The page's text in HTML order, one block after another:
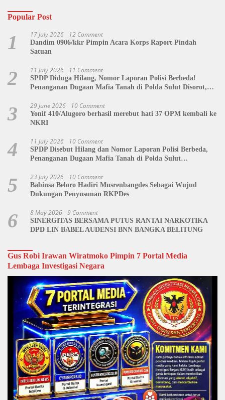
Popular Post
1 17 July 2026 12 Comment
Dandim 0906/kkr Pimpin Acara Korps Raport Pindah
Satuan
2 11 July 2026 11 Comment
SPDP Diduga Hilang, Nomor Laporan Polisi Berbeda!
Penanganan Dugaan Mafia Tanah di Polda Sulut Disorot,
3 29 June 2026 10 Comment
Yonif 410/Alugoro berhasil merebut hati 37 OPM kembali ke
NKRI
4 11 July 2026 10 Comment
SPDP Disebut Hilang dan Nomor Laporan Polisi Berbeda,
Penanganan Dugaan Mafia Tanah di Polda Sulut
5 23 July 2026 10 Comment
Babinsa Beloro Hadiri Musrenbangdes Sebagai Wujud
Dukungan Penyusunan RKPDes
6 8 May 2026 9 Comment
SINERGITAS BERSAMA PUTUS RANTAI NARKOTIKA
DPD LIN BABEL AUDENSI BNN BANGKA BELITUNG
Gus Robi Irawan Wiratmoko Pimpin 7 Portal Media
Lembaga Investigasi Negara
Video
Player